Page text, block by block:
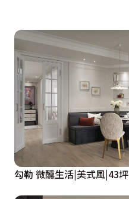
勾勒 微醺生活|美式風|43坪